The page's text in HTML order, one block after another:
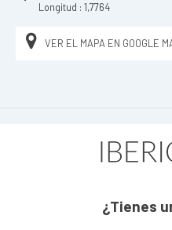
Longitud : 1,7764
VER EL MAPA EN GOOGLE
¿Tienes